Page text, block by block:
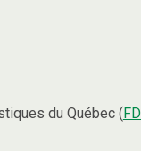
du Québec (